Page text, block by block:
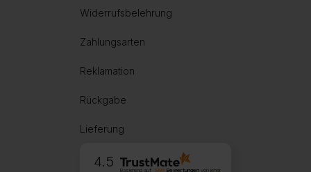
Widerrufsbelehrung
Zahlungsarten
Reklamation
Rückgabe
Lieferung
4.5
Basierend auf 1999Bewertungen von jeher